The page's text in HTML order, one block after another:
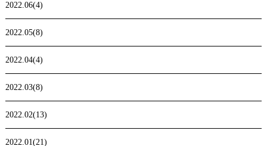
2022.06(4)
2022.05(8)
2022.04(4)
2022.03(8)
2022.02(13)
2022.01(21)